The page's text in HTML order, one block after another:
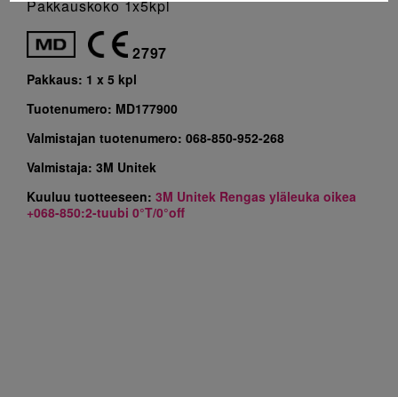
Pakkauskoko 1x5kpl
2797
Pakkaus: 1 x 5 kpl
Tuotenumero: MD177900
Valmistajan tuotenumero: 068-850-952-268
Valmistaja: 3M Unitek
Kuuluu tuotteeseen: 3M Unitek Rengas yläleuka oikea
+068-850:2-tuubi 0°T/0°off